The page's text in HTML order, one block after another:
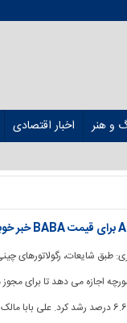
و هنر اخبار اقتصادی